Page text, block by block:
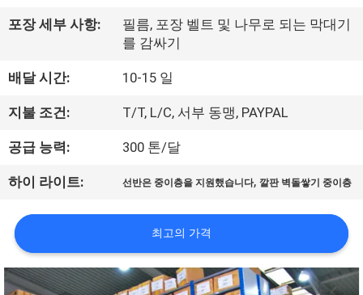
여
공
장
여
행
품
질
포장 세부 사항:
필름, 포장 벨트 및 나무로 되는 막대기
를 감싸기
배달 시간: 10-15 일
지불 조건: T/T, L/C, 서부 동맹, PAYPAL
공급 능력: 300 톤/달
하이 라이트: 선반은 중이층을 지원했습니다,깔판 벽돌쌓기 중이층
최고의 가격